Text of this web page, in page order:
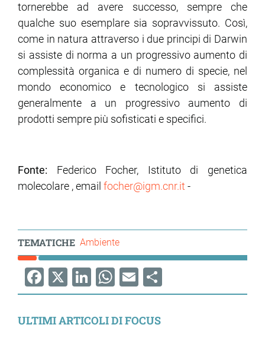
tornerebbe ad avere successo, sempre che
qualche suo esemplare sia sopravvissuto. Così,
come in natura attraverso i due principi di Darwin
si assiste di norma a un progressivo aumento di
complessità organica e di numero di specie, nel
mondo economico e tecnologico si assiste
generalmente a un progressivo aumento di
prodotti sempre più sofisticati e specifici.
Fonte: Federico Focher, Istituto di genetica
molecolare , email focher@igm.cnr.it -
TEMATICHE Ambiente
Facebook
X LinkedIn
WhatsApp
EmailShare
ULTIMI ARTICOLI DI FOCUS